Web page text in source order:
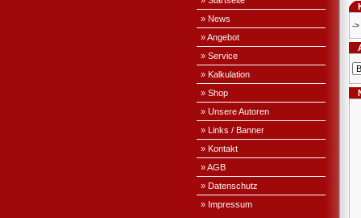
» News
» Angebot
» Service
» Kalkulation
» Shop
» Unsere Autoren
» Links / Banner
» Kontakt
» AGB
» Datenschutz
» Impressum
->